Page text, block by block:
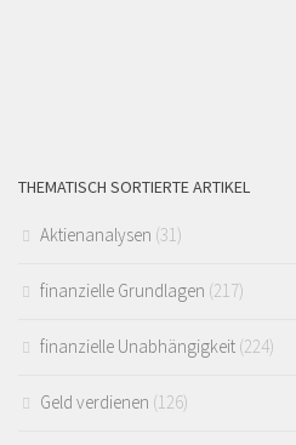
THEMATISCH SORTIERTE ARTIKEL
Aktienanalysen (31)
finanzielle Grundlagen (217)
finanzielle Unabhängigkeit (224)
Geld verdienen (126)